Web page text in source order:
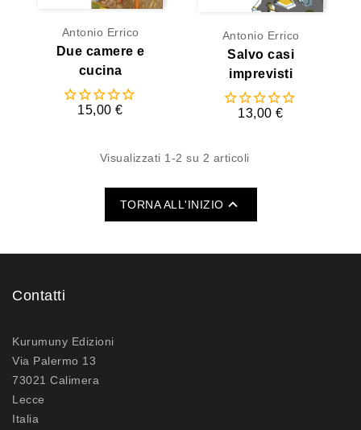
Antonio Errico
Due camere e
cucina
15,00 €
Antonio Errico
Salvo casi
imprevisti
13,00 €
Visualizzati 1-2 su 2 articoli
TORNA ALL'INIZIO 
Contatti
Kurumuny Edizioni
Via Palermo 13
73021 Calimera
Lecce
Italia